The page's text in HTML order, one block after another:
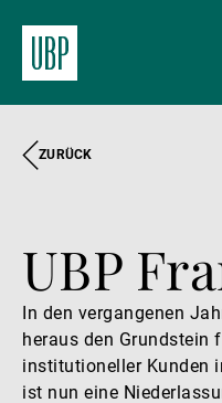
Wealth
ZURÜCK
UBP
In den vergangenen
heraus den Grundstein
institutioneller Kunden
ist nun eine